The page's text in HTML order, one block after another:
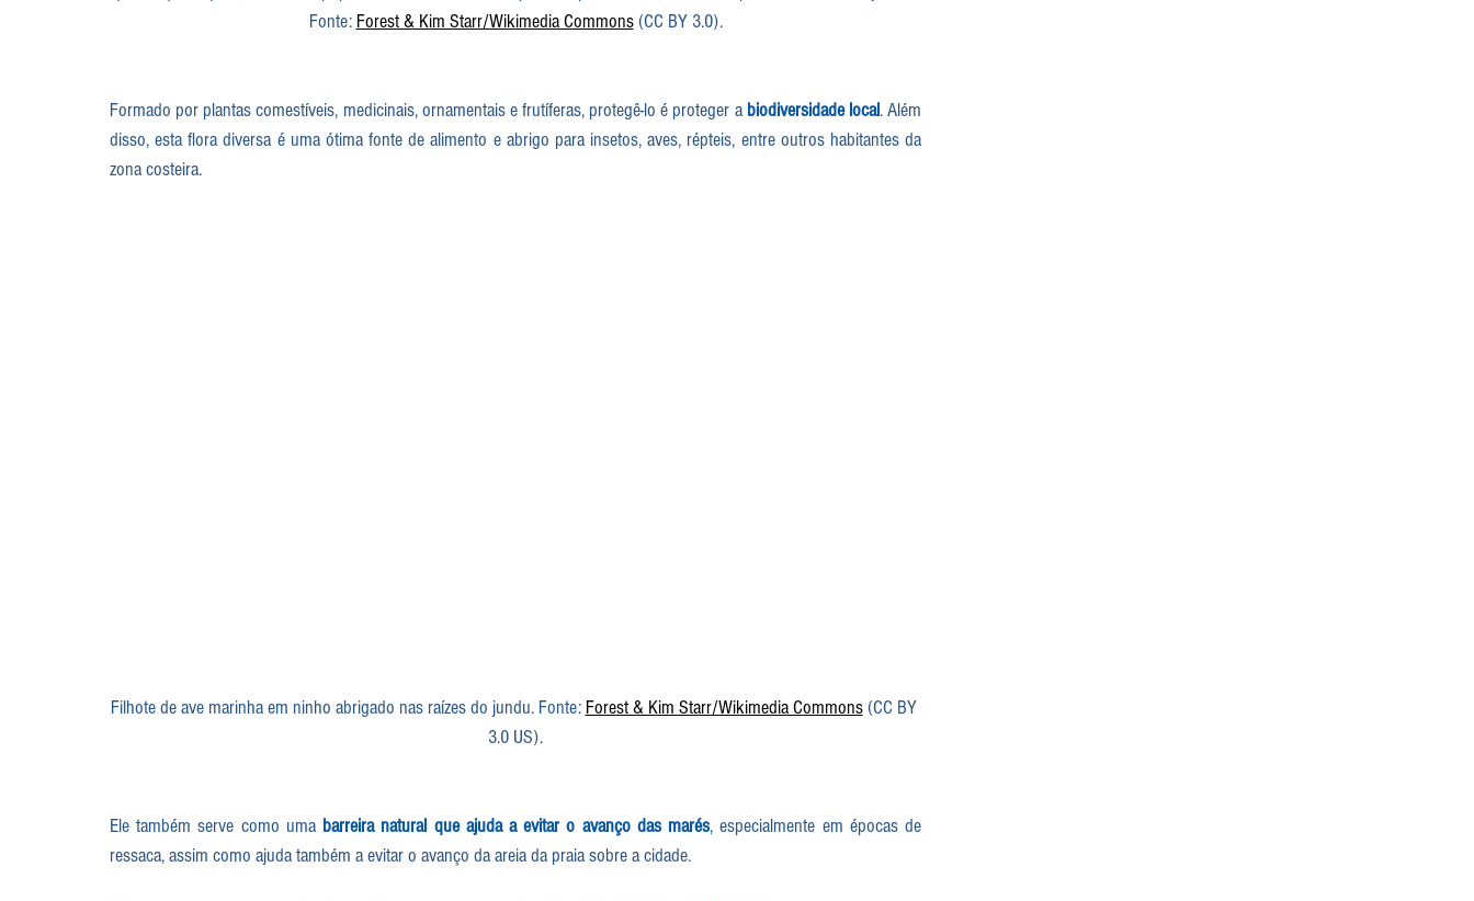
Fonte: Forest & Kim Starr/Wikimedia Commons (CC BY 3.0).
Formado por plantas comestíveis, medicinais, ornamentais e frutíferas, protegê-lo é proteger a biodiversidade local. Além
disso, esta flora diversa é uma ótima fonte de alimento e abrigo para insetos, aves, répteis, entre outros habitantes da
zona costeira.
Filhote de ave marinha em ninho abrigado nas raízes do jundu. Fonte: Forest & Kim Starr/Wikimedia Commons (CC BY
3.0 US).
Ele também serve como uma barreira natural que ajuda a evitar o avanço das marés, especialmente em épocas de
ressaca, assim como ajuda também a evitar o avanço da areia da praia sobre a cidade.